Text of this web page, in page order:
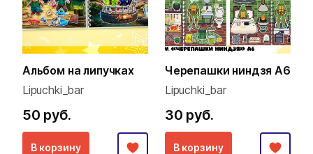
Альбом на липучках
Lipuchki_bar
50 руб.
В корзину
Черепашки ниндзя А6
Lipuchki_bar
30 руб.
В корзину